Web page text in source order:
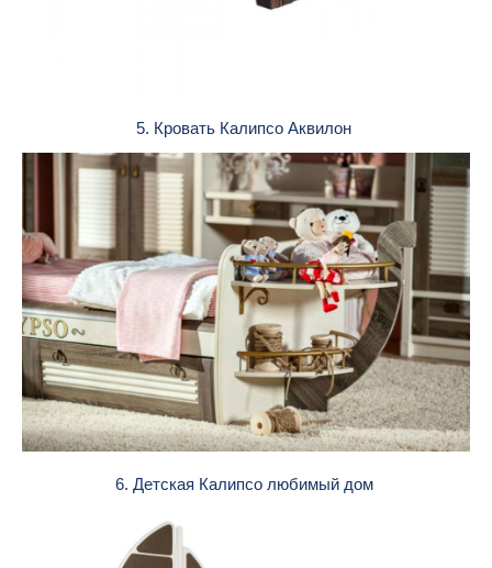
5. Кровать Калипсо Аквилон
6. Детская Калипсо любимый дом